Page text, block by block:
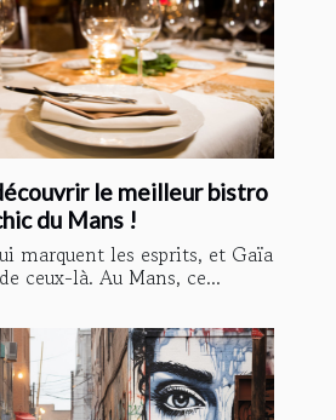
le meilleur bistro
du Mans !
marquent les esprits, et Gaïa
ceux-là. Au Mans, ce...